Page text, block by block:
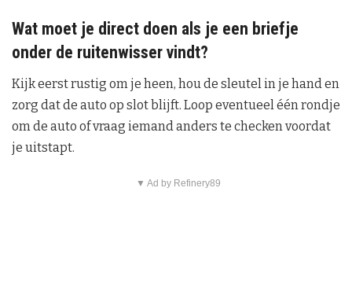
Wat moet je direct doen als je een briefje
onder de ruitenwisser vindt?
Kijk eerst rustig om je heen, hou de sleutel in je hand en
zorg dat de auto op slot blijft. Loop eventueel één rondje
om de auto of vraag iemand anders te checken voordat
je uitstapt.
▼ Ad by Refinery89